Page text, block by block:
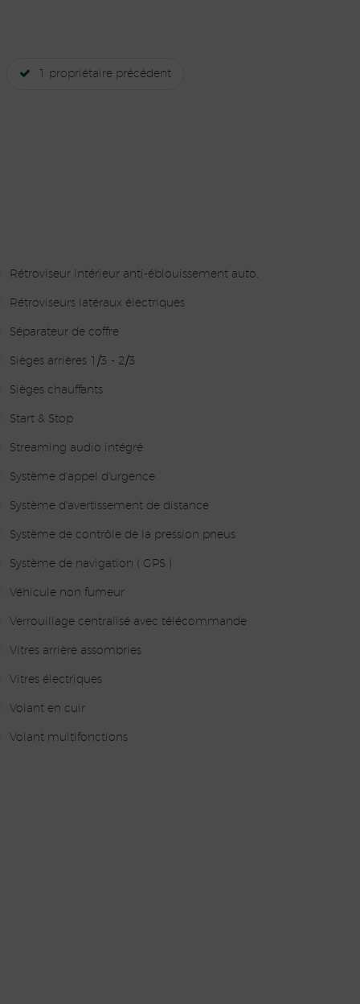
1 propriétaire précédent
Rétroviseur intérieur anti-éblouissement auto.
Rétroviseurs latéraux électriques
Séparateur de coffre
Sièges arrières 1/3 - 2/3
Sièges chauffants
Start & Stop
Streaming audio intégré
Système d'appel d'urgence
Système d'avertissement de distance
Système de contrôle de la pression pneus
Système de navigation ( GPS )
Véhicule non fumeur
Verrouillage centralisé avec télécommande
Vitres arrière assombries
Vitres électriques
Volant en cuir
Volant multifonctions